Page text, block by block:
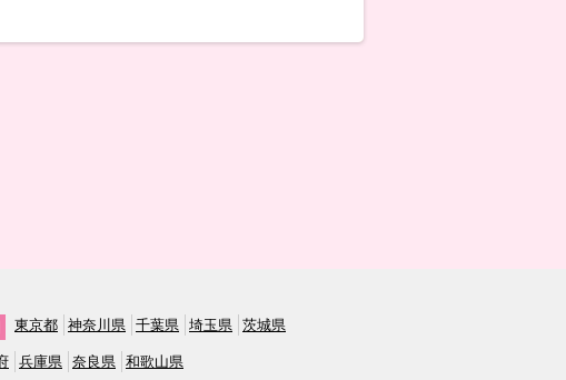
東京都 神奈川県 千葉県 埼玉県 茨城県
兵庫県 奈良県 和歌山県